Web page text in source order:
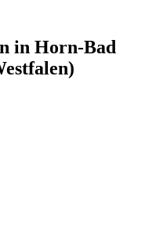
in Horn-Bad